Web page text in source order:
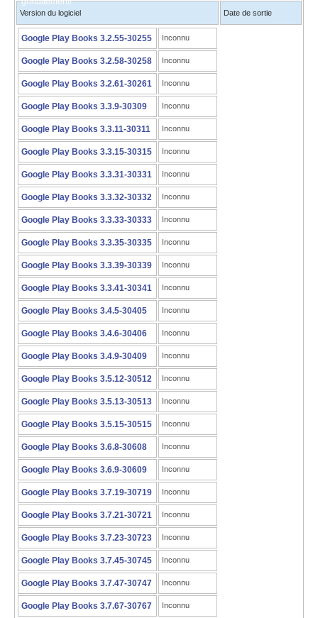
Version du logiciel Date de sortie
Google Play Books 3.2.55-30255 Inconnu
Google Play Books 3.2.58-30258 Inconnu
Google Play Books 3.2.61-30261 Inconnu
Google Play Books 3.3.9-30309 Inconnu
Google Play Books 3.3.11-30311 Inconnu
Google Play Books 3.3.15-30315 Inconnu
Google Play Books 3.3.31-30331 Inconnu
Google Play Books 3.3.32-30332 Inconnu
Google Play Books 3.3.33-30333 Inconnu
Google Play Books 3.3.35-30335 Inconnu
Google Play Books 3.3.39-30339 Inconnu
Google Play Books 3.3.41-30341 Inconnu
Google Play Books 3.4.5-30405 Inconnu
Google Play Books 3.4.6-30406 Inconnu
Google Play Books 3.4.9-30409 Inconnu
Google Play Books 3.5.12-30512 Inconnu
Google Play Books 3.5.13-30513 Inconnu
Google Play Books 3.5.15-30515 Inconnu
Google Play Books 3.6.8-30608 Inconnu
Google Play Books 3.6.9-30609 Inconnu
Google Play Books 3.7.19-30719 Inconnu
Google Play Books 3.7.21-30721 Inconnu
Google Play Books 3.7.23-30723 Inconnu
Google Play Books 3.7.45-30745 Inconnu
Google Play Books 3.7.47-30747 Inconnu
Google Play Books 3.7.67-30767 Inconnu